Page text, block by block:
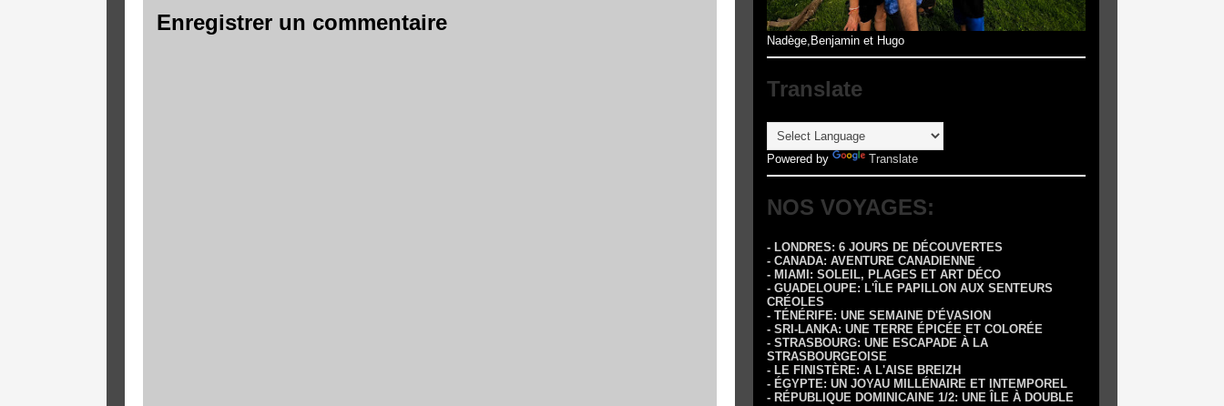
Enregistrer un commentaire
Nadège,Benjamin et Hugo
Translate
Powered by Translate
NOS VOYAGES:
- LONDRES: 6 JOURS DE DÉCOUVERTES
- CANADA: AVENTURE CANADIENNE
- MIAMI: SOLEIL, PLAGES ET ART DÉCO
- GUADELOUPE: L'ÎLE PAPILLON AUX SENTEURS
CRÉOLES
- TÉNÉRIFE: UNE SEMAINE D'ÉVASION
- SRI-LANKA: UNE TERRE ÉPICÉE ET COLORÉE
- STRASBOURG: UNE ESCAPADE À LA
STRASBOURGEOISE
- LE FINISTÈRE: A L'AISE BREIZH
- ÉGYPTE: UN JOYAU MILLÉNAIRE ET INTEMPOREL
- RÉPUBLIQUE DOMINICAINE 1/2: UNE ÎLE À DOUBLE